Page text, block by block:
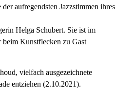
aufregendsten Jazzstimmen ihres
Helga Schubert. Sie ist im
Kunstflecken zu Gast
vielfach ausgezeichnete
entziehen (2.10.2021).